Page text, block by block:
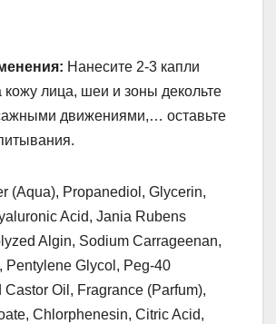
Нанесите 2-3 капли
кожу лица, шеи и зоны декольте
движениями,… оставьте
(Aqua), Propanediol, Glycerin,
Acid, Jania Rubens
Algin, Sodium Carrageenan,
Pentylene Glycol, Peg-40
Castor Oil, Fragrance (Parfum),
Chlorphenesin, Citric Acid,